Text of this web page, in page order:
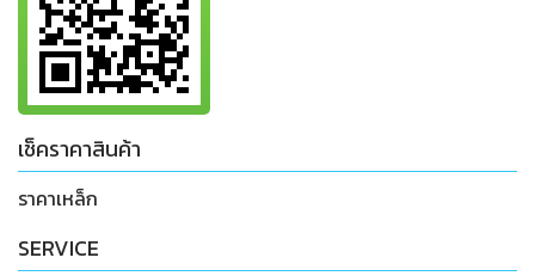
เช็คราคาสินค้า
ราคาเหล็ก
SERVICE